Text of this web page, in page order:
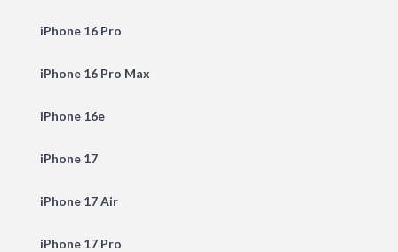
iPhone 16 Pro
iPhone 16 Pro Max
iPhone 16e
iPhone 17
iPhone 17 Air
iPhone 17 Pro